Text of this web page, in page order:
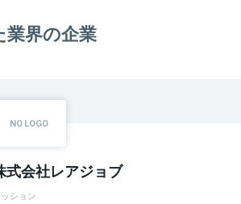
業界の企業
式会社レアジョブ
ション